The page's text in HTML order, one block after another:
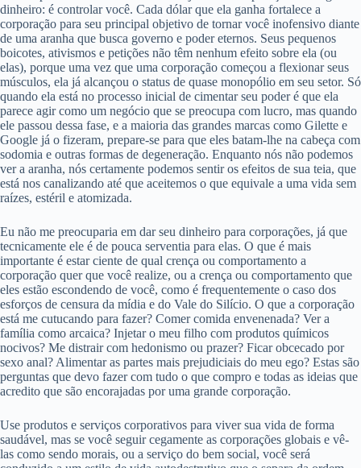
dinheiro: é controlar você. Cada dólar que ela ganha fortalece a
corporação para seu principal objetivo de tornar você inofensivo diante
de uma aranha que busca governo e poder eternos. Seus pequenos
boicotes, ativismos e petições não têm nenhum efeito sobre ela (ou
elas), porque uma vez que uma corporação começou a flexionar seus
músculos, ela já alcançou o status de quase monopólio em seu setor. Só
quando ela está no processo inicial de cimentar seu poder é que ela
parece agir como um negócio que se preocupa com lucro, mas quando
ele passou dessa fase, e a maioria das grandes marcas como Gilette e
Google já o fizeram, prepare-se para que eles batam-lhe na cabeça com
sodomia e outras formas de degeneração. Enquanto nós não podemos
ver a aranha, nós certamente podemos sentir os efeitos de sua teia, que
está nos canalizando até que aceitemos o que equivale a uma vida sem
raízes, estéril e atomizada.
Eu não me preocuparia em dar seu dinheiro para corporações, já que
tecnicamente ele é de pouca serventia para elas. O que é mais
importante é estar ciente de qual crença ou comportamento a
corporação quer que você realize, ou a crença ou comportamento que
eles estão escondendo de você, como é frequentemente o caso dos
esforços de censura da mídia e do Vale do Silício. O que a corporação
está me cutucando para fazer? Comer comida envenenada? Ver a
família como arcaica? Injetar o meu filho com produtos químicos
nocivos? Me distrair com hedonismo ou prazer? Ficar obcecado por
sexo anal? Alimentar as partes mais prejudiciais do meu ego? Estas são
perguntas que devo fazer com tudo o que compro e todas as ideias que
acredito que são encorajadas por uma grande corporação.
Use produtos e serviços corporativos para viver sua vida de forma
saudável, mas se você seguir cegamente as corporações globais e vê-
las como sendo morais, ou a serviço do bem social, você será